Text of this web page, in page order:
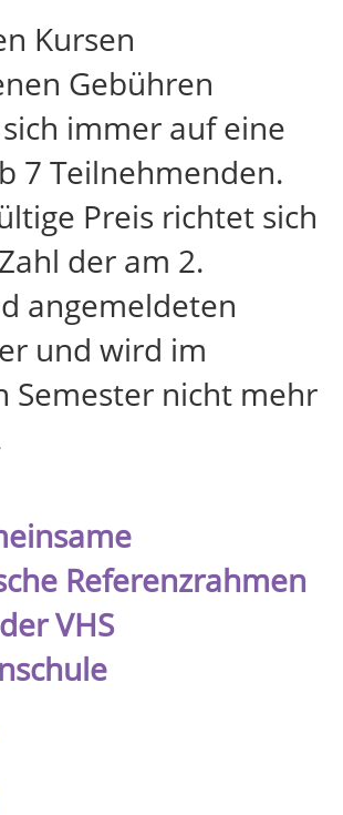
Kursen
Gebühren
immer auf eine
7 Teilnehmenden.
Preis richtet sich
der am 2.
angemeldeten
und wird im
Semester nicht mehr
Referenzrahmen
VHS